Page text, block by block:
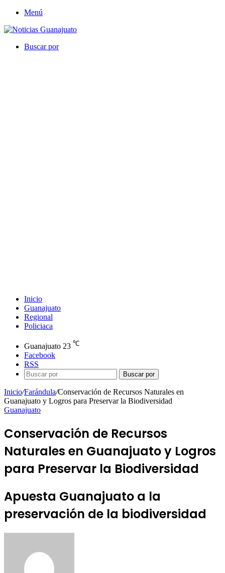
Menú
Buscar por
Inicio
Guanajuato
Regional
Policiaca
Guanajuato 23 ℃
Facebook
RSS
Buscar por
Inicio/Farándula/Conservación de Recursos Naturales en
Guanajuato y Logros para Preservar la Biodiversidad
Guanajuato
Conservación de Recursos
Naturales en Guanajuato y Logros
para Preservar la Biodiversidad
Apuesta Guanajuato a la
preservación de la biodiversidad